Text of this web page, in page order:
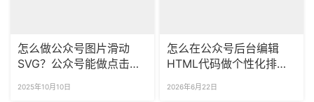
怎么做公众号图片滑动
SVG？公众号能做点击显
2025年10月10日
怎么在公众号后台编辑
HTML代码做个性化排
代码的最终渲染效果？
2026年6月22日